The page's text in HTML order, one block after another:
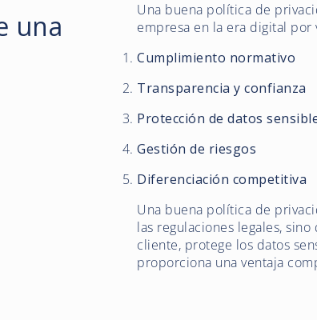
una
Una buena política de
empresa en la era digital por
Cumplimiento normativo
Transparencia y confianza
Protección de datos
Gestión de riesgos
Diferenciación competitiva
Una buena política de
las regulaciones legales,
cliente, protege los datos
proporciona una ventaja